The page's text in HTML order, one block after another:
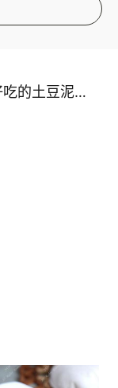
便利店同款 超好吃的土豆泥三明治❗️